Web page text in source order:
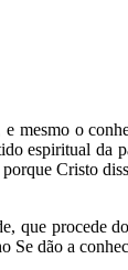
mesmo o
espiritual da
Cristo
que procede
Se dão a